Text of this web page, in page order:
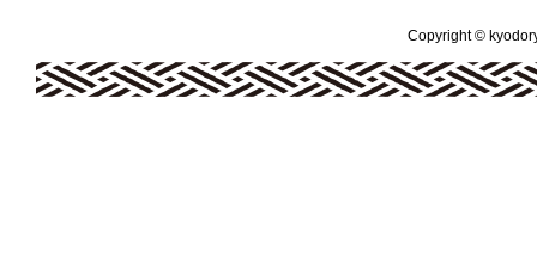
Copyright ©